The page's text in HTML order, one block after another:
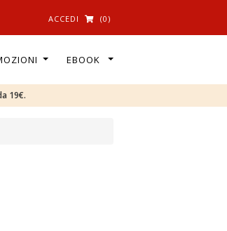
ACCEDI (0)
EBOOK
19€.